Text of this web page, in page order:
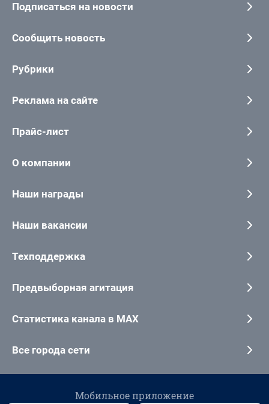
Подписаться на новости
Сообщить новость
Рубрики
Реклама на сайте
Прайс-лист
О компании
Наши награды
Наши вакансии
Техподдержка
Предвыборная агитация
Статистика канала в MAX
Все города сети
Мобильное приложение